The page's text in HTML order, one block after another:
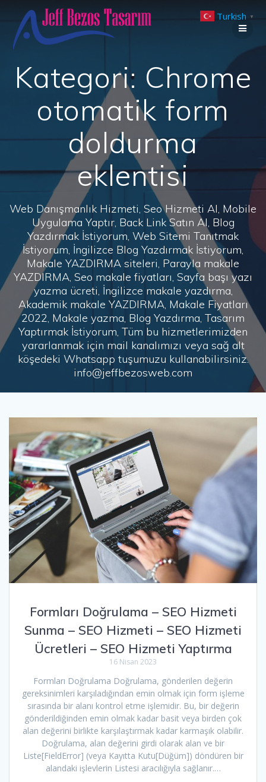
to
Kategori: Chrome
otomatik form
doldurma
eklentisi
Web Danışmanlık Hizmeti, Seo Hizmeti Al, Mobile
Uygulama Yaptır, Back Link Satın Al, Blog
Yazdırmak İstiyorum, Web Sitemi Tanıtmak
İstiyorum, İngilizce Blog Yazdırmak İstiyorum,
Makale YAZDIRMA siteleri, Parayla makale
YAZDIRMA, Seo makale fiyatları, Sayfa başı yazı
yazma ücreti, İngilizce makale yazdırma,
Akademik makale YAZDIRMA, Makale Fiyatları
2022, Makale yazma, Blog Yazdırma, Tasarım
Yaptırmak İstiyorum, Tüm bu hizmetlerimizden
yararlanmak için mail kanalımızı veya sağ alt
köşedeki Whatsapp tuşumuzu kullanabilirsiniz.
info@jeffbezosweb.com
Formları Doğrulama – SEO Hizmeti
Sunma – SEO Hizmeti – SEO Hizmeti
Ücretleri – SEO Hizmeti Yaptırma
16 Nisan 2023
Formları Doğrulama Doğrulama, gönderilen değerin
gereksinimleri karşıladığından emin olmak için form işleme
sırasında bir alanı kontrol etme işlemidir. Bu, bir değerin
gönderildiğinden emin olmak kadar basit veya birden çok
alan değerini birlikte karşılaştırmak kadar karmaşık olabilir.
Doğrulama, alan değerini girdi olarak alan ve bir
Liste[FieldError] (veya Kayıtta Kutu[Düğüm]) döndüren bir
alandaki işlevlerin Listesi aracılığıyla sağlanır.…
Turkish ▼